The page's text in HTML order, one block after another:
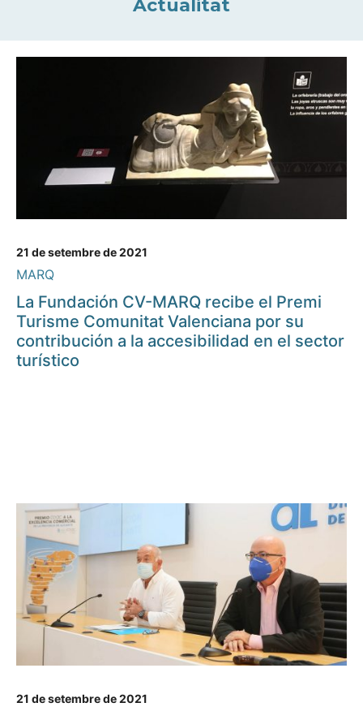
Actualitat
21 de setembre de 2021
MARQ
La Fundación CV-MARQ recibe el Premi
Turisme Comunitat Valenciana por su
contribución a la accesibilidad en el sector
turístico
21 de setembre de 2021